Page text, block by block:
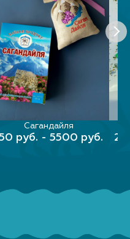
ПАРАМЕТРЫ
Сагандайля
руб. - 5500 руб.